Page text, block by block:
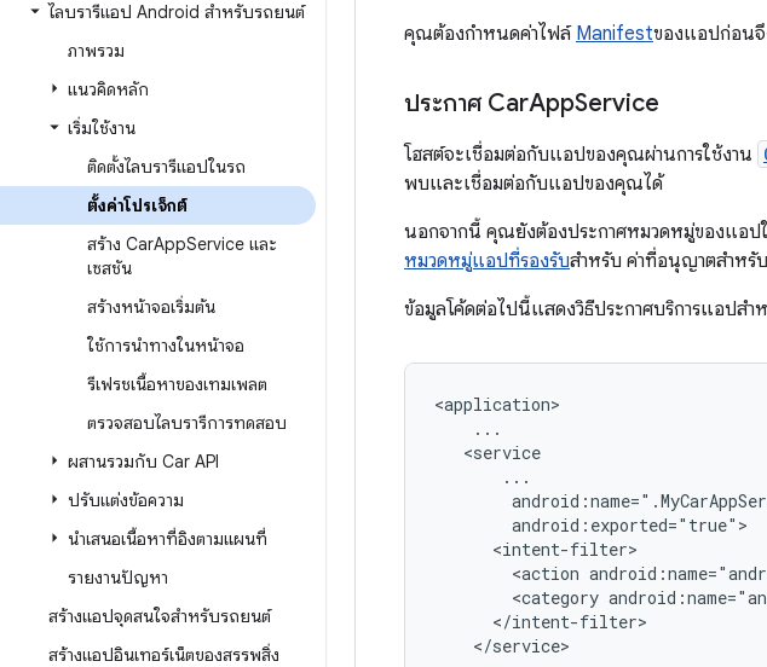
ไลบรารีแอป Android สำหรับรถยนต์
ภาพรวม
แนวคิดหลัก
เริ่มใช้งาน
ติดตั้งไลบรารีแอปในรถ
ตั้งค่าโปรเจ็กต์
สร้าง CarAppService และ
เซสชัน
สร้างหน้าจอเริ่มต้น
ใช้การนำทางในหน้าจอ
รีเฟรชเนื้อหาของเทมเพลต
ตรวจสอบไลบรารีการทดสอบ
ผสานรวมกับ Car API
ปรับแต่งข้อความ
นำเสนอเนื้อหาที่อิงตามแผนที่
รายงานปัญหา
สร้างแอปจุดสนใจสำหรับรถยนต์
สร้างแอปอินเทอร์เน็ตของสรรพสิ่ง
คุณต้องกำหนดค่าไฟล์ Manifestของแอปก่อนจึ
ประกาศ CarAppService
โฮสต์จะเชื่อมต่อกับแอปของคุณผ่านการใช้งาน
พบและเชื่อมต่อกับแอปของคุณได้
นอกจากนี้ คุณยังต้องประกาศหมวดหมู่ของแอป
หมวดหมู่แอปที่รองรับสำหรับ ค่าที่อนุญาตสำหรั
ข้อมูลโค้ดต่อไปนี้แสดงวิธีประกาศบริการแอป
<action
<category
</service>